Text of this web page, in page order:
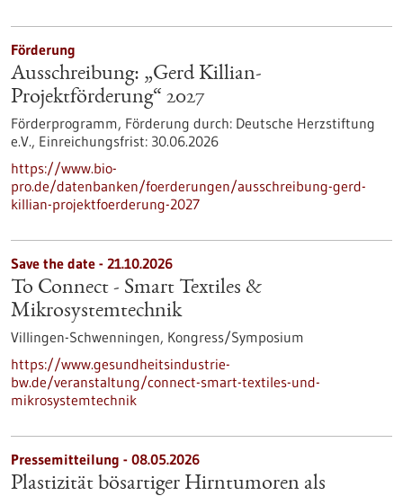
Förderung
Ausschreibung: „Gerd Killian-
Projektförderung“ 2027
Förderprogramm, Förderung durch: Deutsche Herzstiftung
e.V., Einreichungsfrist: 30.06.2026
https://www.bio-
pro.de/datenbanken/foerderungen/ausschreibung-gerd-
killian-projektfoerderung-2027
Save the date - 21.10.2026
To Connect - Smart Textiles &
Mikrosystemtechnik
Villingen-Schwenningen, Kongress/Symposium
https://www.gesundheitsindustrie-
bw.de/veranstaltung/connect-smart-textiles-und-
mikrosystemtechnik
Pressemitteilung - 08.05.2026
Plastizität bösartiger Hirntumoren als